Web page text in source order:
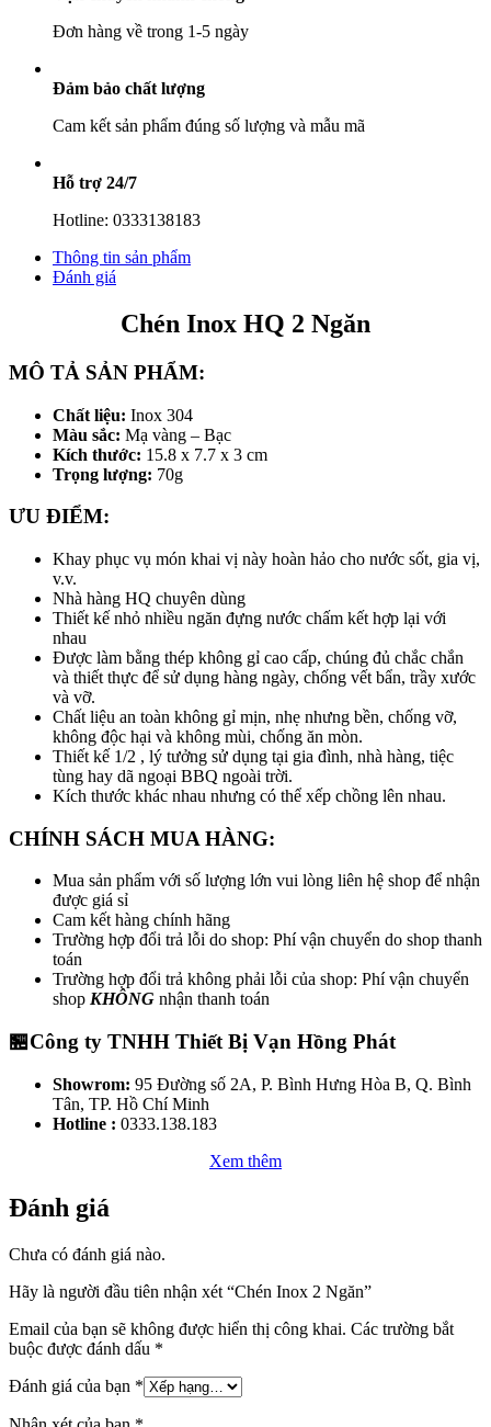
Đơn hàng về trong 1-5 ngày
Đảm bảo chất lượng
Cam kết sản phẩm đúng số lượng và mẫu mã
Hỗ trợ 24/7
Hotline: 0333138183
Thông tin sản phẩm
Đánh giá
Chén Inox HQ 2 Ngăn
MÔ TẢ SẢN PHẨM:
Chất liệu: Inox 304
Màu sắc: Mạ vàng – Bạc
Kích thước: 15.8 x 7.7 x 3 cm
Trọng lượng: 70g
ƯU ĐIỂM:
Khay phục vụ món khai vị này hoàn hảo cho nước sốt, gia vị,
v.v.
Nhà hàng HQ chuyên dùng
Thiết kế nhỏ nhiều ngăn đựng nước chấm kết hợp lại với
nhau
Được làm bằng thép không gỉ cao cấp, chúng đủ chắc chắn
và thiết thực để sử dụng hàng ngày, chống vết bẩn, trầy xước
và vỡ.
Chất liệu an toàn không gỉ mịn, nhẹ nhưng bền, chống vỡ,
không độc hại và không mùi, chống ăn mòn.
Thiết kế 1/2 , lý tưởng sử dụng tại gia đình, nhà hàng, tiệc
tùng hay dã ngoại BBQ ngoài trời.
Kích thước khác nhau nhưng có thể xếp chồng lên nhau.
CHÍNH SÁCH MUA HÀNG:
Mua sản phẩm với số lượng lớn vui lòng liên hệ shop để nhận
được giá sỉ
Cam kết hàng chính hãng
Trường hợp đổi trả lỗi do shop: Phí vận chuyển do shop thanh
toán
Trường hợp đổi trả không phải lỗi của shop: Phí vận chuyển
shop KHÔNG nhận thanh toán
🏪Công ty TNHH Thiết Bị Vạn Hồng Phát
Showrom: 95 Đường số 2A, P. Bình Hưng Hòa B, Q. Bình
Tân, TP. Hồ Chí Minh
Hotline : 0333.138.183
Xem thêm
Đánh giá
Chưa có đánh giá nào.
Hãy là người đầu tiên nhận xét “Chén Inox 2 Ngăn”
Email của bạn sẽ không được hiển thị công khai. Các trường bắt
buộc được đánh dấu *
Đánh giá của bạn *